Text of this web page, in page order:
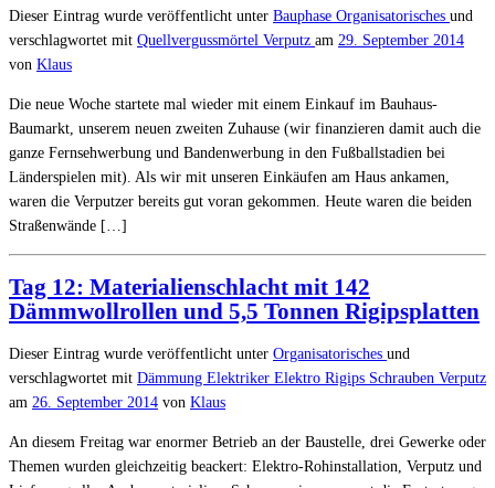
Dieser Eintrag wurde veröffentlicht unter Bauphase Organisatorisches und
verschlagwortet mit Quellvergussmörtel Verputz am 29. September 2014
von Klaus
Die neue Woche startete mal wieder mit einem Einkauf im Bauhaus-
Baumarkt, unserem neuen zweiten Zuhause (wir finanzieren damit auch die
ganze Fernsehwerbung und Bandenwerbung in den Fußballstadien bei
Länderspielen mit). Als wir mit unseren Einkäufen am Haus ankamen,
waren die Verputzer bereits gut voran gekommen. Heute waren die beiden
Straßenwände […]
Tag 12: Materialienschlacht mit 142
Dämmwollrollen und 5,5 Tonnen Rigipsplatten
Dieser Eintrag wurde veröffentlicht unter Organisatorisches und
verschlagwortet mit Dämmung Elektriker Elektro Rigips Schrauben Verputz
am 26. September 2014 von Klaus
An diesem Freitag war enormer Betrieb an der Baustelle, drei Gewerke oder
Themen wurden gleichzeitig beackert: Elektro-Rohinstallation, Verputz und